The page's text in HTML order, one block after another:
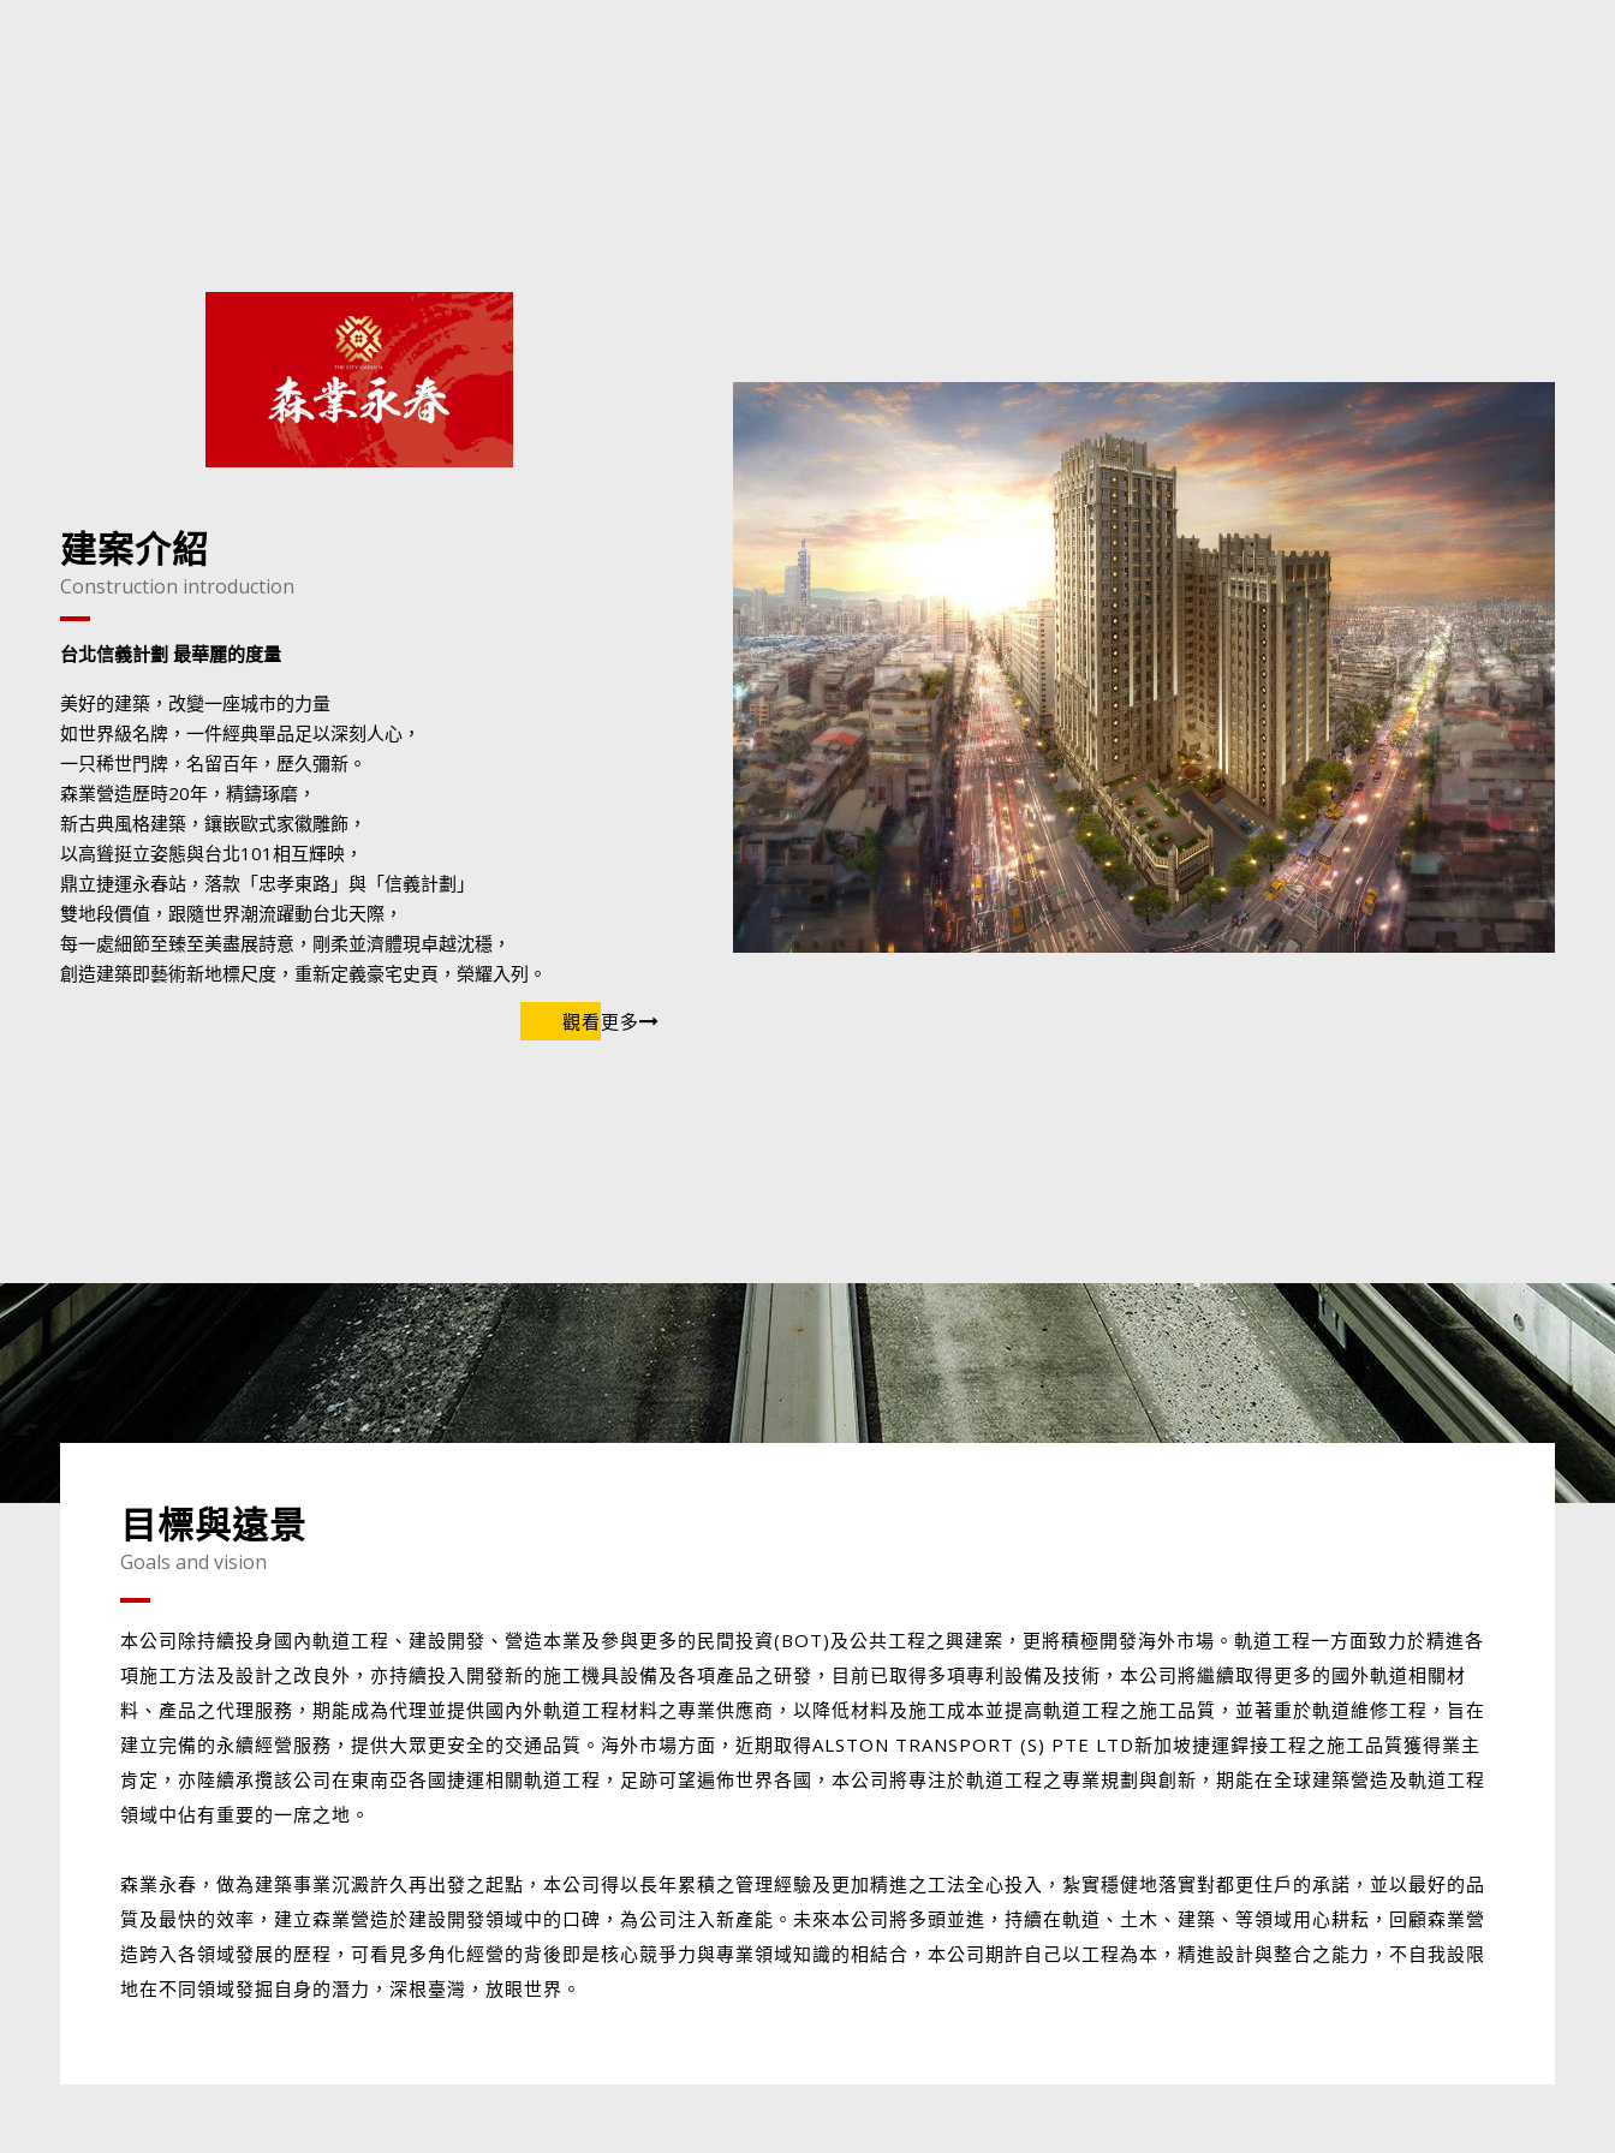
建案介紹
Construction introduction
台北信義計劃 最華麗的度量
美好的建築，改變一座城市的力量
如世界級名牌，一件經典單品足以深刻人心，
一只稀世門牌，名留百年，歷久彌新。
森業營造歷時20年，精鑄琢磨，
新古典風格建築，鑲嵌歐式家徽雕飾，
以高聳挺立姿態與台北101相互輝映，
鼎立捷運永春站，落款「忠孝東路」與「信義計劃」
雙地段價值，跟隨世界潮流躍動台北天際，
每一處細節至臻至美盡展詩意，剛柔並濟體現卓越沈穩，
創造建築即藝術新地標尺度，重新定義豪宅史頁，榮耀入列。
觀看更多
目標與遠景
Goals and vision
本公司除持續投身國內軌道工程、建設開發、營造本業及參與更多的民間投資(BOT)及公共工程之興建案，更將積極開發海外市場。軌道工程一方面致力於精進各
項施工方法及設計之改良外，亦持續投入開發新的施工機具設備及各項產品之研發，目前已取得多項專利設備及技術，本公司將繼續取得更多的國外軌道相關材
料、產品之代理服務，期能成為代理並提供國內外軌道工程材料之專業供應商，以降低材料及施工成本並提高軌道工程之施工品質，並著重於軌道維修工程，旨在
建立完備的永續經營服務，提供大眾更安全的交通品質。海外市場方面，近期取得ALSTON TRANSPORT (S) PTE LTD新加坡捷運銲接工程之施工品質獲得業主
肯定，亦陸續承攬該公司在東南亞各國捷運相關軌道工程，足跡可望遍佈世界各國，本公司將專注於軌道工程之專業規劃與創新，期能在全球建築營造及軌道工程
領域中佔有重要的一席之地。
森業永春，做為建築事業沉澱許久再出發之起點，本公司得以長年累積之管理經驗及更加精進之工法全心投入，紮實穩健地落實對都更住戶的承諾，並以最好的品
質及最快的效率，建立森業營造於建設開發領域中的口碑，為公司注入新產能。未來本公司將多頭並進，持續在軌道、土木、建築、等領域用心耕耘，回顧森業營
造跨入各領域發展的歷程，可看見多角化經營的背後即是核心競爭力與專業領域知識的相結合，本公司期許自己以工程為本，精進設計與整合之能力，不自我設限
地在不同領域發掘自身的潛力，深根臺灣，放眼世界。